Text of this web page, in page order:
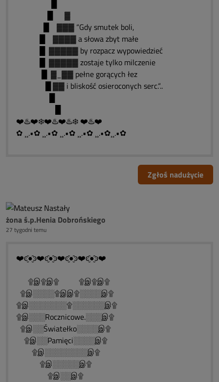
█ ▓
█ ▓▓▓ “Gdy smutek boli,
█ ▓▓▓▓ a słowa zbyt małe
█ ▓▓▓▓▓ by rozpacz wypowiedzieć
█ ▓▓▓▓▓ zostaje tylko milczenie
█ ▓_▓▓ pełne gorących łez
█ ▓▓ i bliskość osieroconych serc.“..
❤️♨️❤️❄️❤️♨️❤️♨️❄️ ❤️♨️❤️
✿ ¸¸.•✿ ¸¸.•✿ ¸¸.•✿ ¸¸.•✿ ¸¸.•✿¸¸.•✿
Zgłoś nadużycie
żona ś.p.Henia Dobrońskiego
27 tygodni temu
❤️ͼ̮̑●̮̑ͽ❤️ͼ̮̑●̮̑ͽ❤️ͼ̮̑●̮̑ͽ❤️ͼ̮̑●̮̑ͽ❤️
۩இ۩இ۩ ۩இ۩இ۩
۩இ░░░░۩இஇ۩░░░░இ۩
۩இ░░░░░░░۩░░░░░░இ۩
۩இ░░░Rocznicowe.░░░இ۩
۩இ░░Światełko░░░░இ۩
۩இ░░Pamięci░░░░இ۩
۩இ░░░░░░░░இ۩
۩இ░░░░░இ۩
۩இ░░இ۩